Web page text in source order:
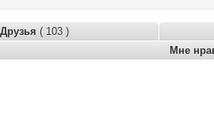
Друзья ( 103 )
Мне